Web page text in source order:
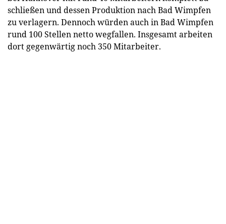
schließen und dessen Produktion nach Bad Wimpfen
zu verlagern. Dennoch würden auch in Bad Wimpfen
rund 100 Stellen netto wegfallen. Insgesamt arbeiten
dort gegenwärtig noch 350 Mitarbeiter.